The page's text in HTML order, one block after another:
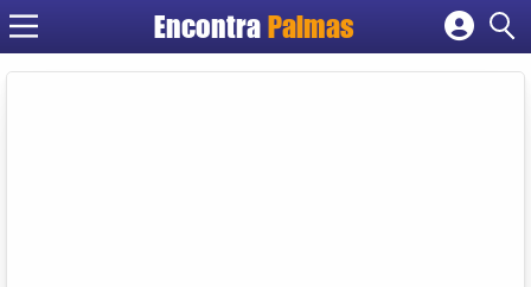
Encontra Palmas
Cadastrar empresa